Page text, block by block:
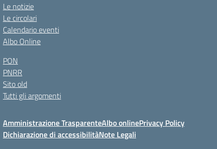
Le notizie
Le circolari
Calendario eventi
Albo Online
PON
PNRR
Sito old
Tutti gli argomenti
Amministrazione TrasparenteAlbo onlinePrivacy Policy
Dichiarazione di accessibilitàNote Legali